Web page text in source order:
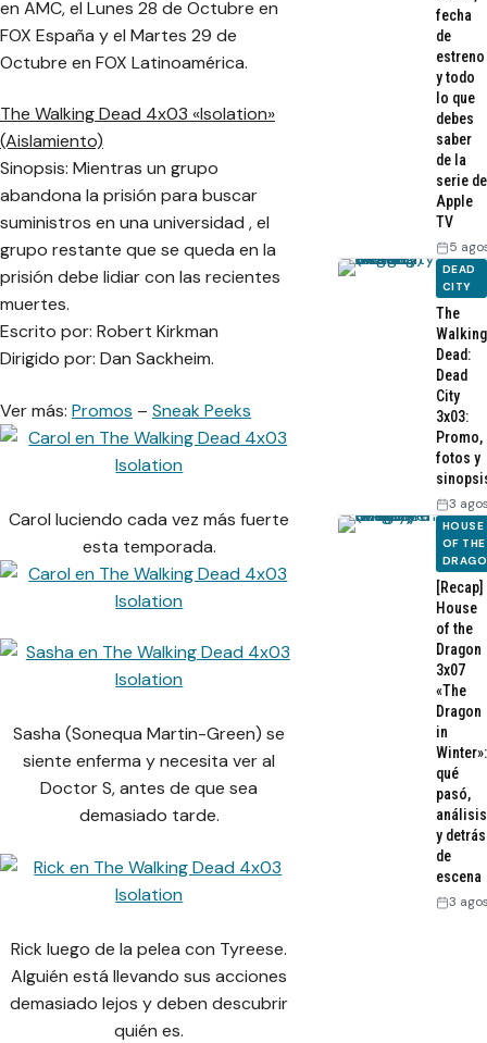
en AMC, el Lunes 28 de Octubre en
FOX España y el Martes 29 de
Octubre en FOX Latinoamérica.
The Walking Dead 4x03 «Isolation»
(Aislamiento)
Sinopsis: Mientras un grupo
abandona la prisión para buscar
suministros en una universidad , el
grupo restante que se queda en la
prisión debe lidiar con las recientes
muertes.
Escrito por: Robert Kirkman
Dirigido por: Dan Sackheim.
Ver más: Promos – Sneak Peeks
Carol luciendo cada vez más fuerte
esta temporada.
Sasha (Sonequa Martin-Green) se
siente enferma y necesita ver al
Doctor S, antes de que sea
demasiado tarde.
Rick luego de la pelea con Tyreese.
Alguién está llevando sus acciones
demasiado lejos y deben descubrir
quién es.
fecha
de
estreno
y todo
lo que
debes
saber
de la
serie de
Apple
TV
5
DEAD
CITY
The
Walking
Dead:
Dead
City
3x03:
Promo,
fotos y
3
HOUSE
OF THE
[Recap]
House
of the
Dragon
3x07
«The
Dragon
in
Winter»:
qué
pasó,
análisis
y detrás
de
escena
3